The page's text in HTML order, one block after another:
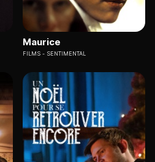
Maurice
FILMS SENTIMENTAL